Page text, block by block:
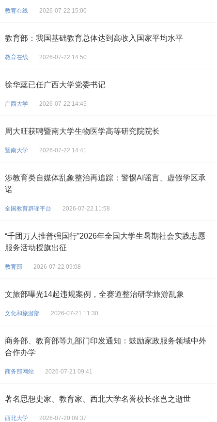
教育在线 2026-07-22 15:00
教育部：我国基础教育总体达到高收入国家平均水平
教育在线 2026-07-22 14:50
徐华蕊已任广西大学党委书记
广西大学 2026-07-22 14:45
周大旺获聘暨南大学生物医学高等研究院院长
暨南大学 2026-07-22 14:41
涉教育类自媒体乱象整治再追踪：警惕AI谣言、虚假学区承
诺
全国教育辟谣平台 2026-07-22 11:58
“千团万人推普强国行”2026年全国大学生暑期社会实践志愿
服务活动授旗出征
教育部 2026-07-22 09:08
文旅部曝光14起违规案例，全赛道整治研学旅游乱象
文化和旅游部 2026-07-21 11:30
商务部、教育部等九部门印发通知：鼓励家政服务领域中外
合作办学
商务部网站 2026-07-21 09:41
著名思想史家、教育家、西北大学名誉校长张岂之逝世
西北大学 2026-07-20 09:37